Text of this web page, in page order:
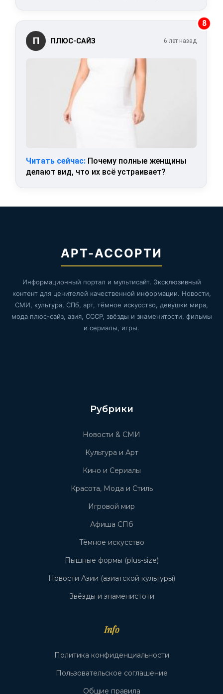
8
П ПЛЮС-САЙЗ 6 лет назад
Читать сейчас: Почему полные женщины
делают вид, что их всё устраивает?
АРТ-АССОРТИ
Информационный портал и мультисайт. Эксклюзивный
контент для ценителей качественной информации. Новости,
СМИ, культура, СПб, арт, тёмное искусство, девушки мира,
мода плюс-сайз, азия, СССР, звёзды и знаменитости, фильмы
и сериалы, игры.
Рубрики
Новости & СМИ
Культура и Арт
Кино и Сериалы
Красота, Мода и Стиль
Игровой мир
Афиша СПб
Тёмное искусство
Пышные формы (plus-size)
Новости Азии (азиатской культуры)
Звёзды и знаменистоти
Info
Политика конфиденциальности
Пользовательское соглашение
Общие правила